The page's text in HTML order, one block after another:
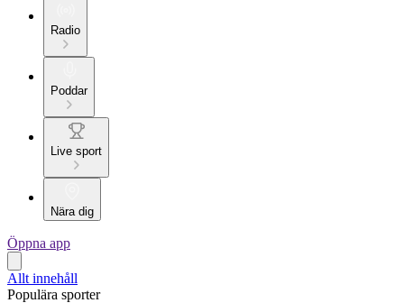
Radio
Poddar
Live sport
Nära dig
Öppna app
Allt innehåll
Populära sporter